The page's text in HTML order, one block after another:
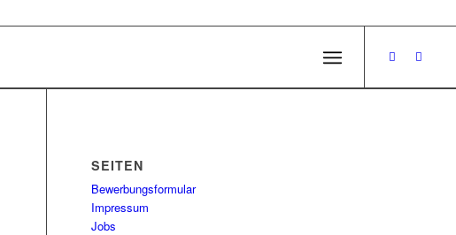
SEITEN
Bewerbungsformular
Impressum
Jobs